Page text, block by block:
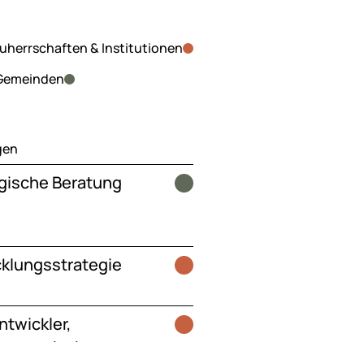
& Institutionen
Beratung